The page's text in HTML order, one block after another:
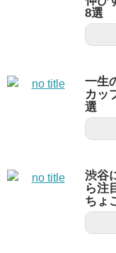
8選
一生
カッ
選
渋谷
ら注
ちょ